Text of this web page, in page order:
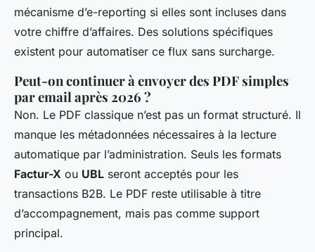
mécanisme d’e-reporting si elles sont incluses dans
votre chiffre d’affaires. Des solutions spécifiques
existent pour automatiser ce flux sans surcharge.
Peut-on continuer à envoyer des PDF simples
par email après 2026 ?
Non. Le PDF classique n’est pas un format structuré. Il
manque les métadonnées nécessaires à la lecture
automatique par l’administration. Seuls les formats
Factur-X ou UBL seront acceptés pour les
transactions B2B. Le PDF reste utilisable à titre
d’accompagnement, mais pas comme support
principal.